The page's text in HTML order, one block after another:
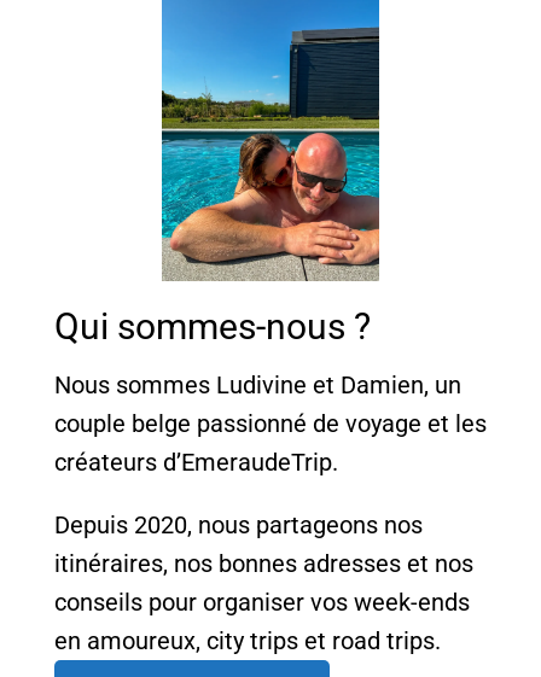
Qui sommes-nous ?
Nous sommes Ludivine et Damien, un
couple belge passionné de voyage et les
créateurs d’EmeraudeTrip.
Depuis 2020, nous partageons nos
itinéraires, nos bonnes adresses et nos
conseils pour organiser vos week-ends
en amoureux, city trips et road trips.